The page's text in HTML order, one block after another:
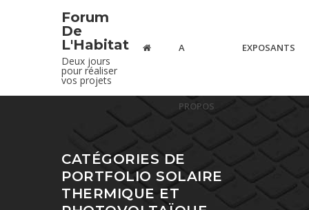
Forum
De
L'Habitat
Deux jours
pour réaliser
vos projets
A
PROPOS
EXPOSANTS
CATÉGORIES DE
PORTFOLIO SOLAIRE
THERMIQUE ET